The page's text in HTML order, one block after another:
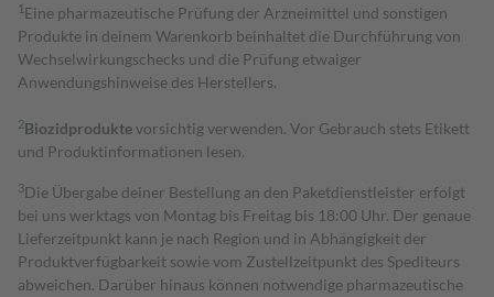
1 Eine pharmazeutische Prüfung der Arzneimittel und sonstigen
Produkte in deinem Warenkorb beinhaltet die Durchführung von
Wechselwirkungschecks und die Prüfung etwaiger
Anwendungshinweise des Herstellers.
2Biozidproduktevorsichtig verwenden. Vor Gebrauch stets Etikett
und Produktinformationen lesen.
3Die Übergabe deiner Bestellung an den Paketdienstleister erfolgt
bei uns werktags von Montag bis Freitag bis 18:00 Uhr. Der genaue
Lieferzeitpunkt kann je nach Region und in Abhängigkeit der
Produktverfügbarkeit sowie vom Zustellzeitpunkt des Spediteurs
abweichen. Darüber hinaus können notwendige pharmazeutische